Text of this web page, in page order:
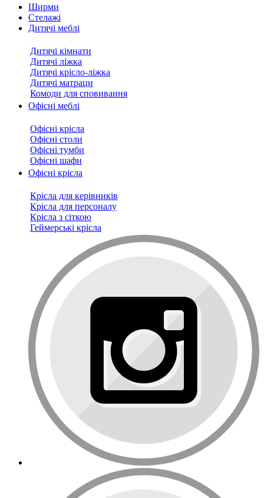
Ширми
Стелажі
Дитячі меблі
Дитячі кімнати
Дитячі ліжка
Дитячі крісло-ліжка
Дитячі матраци
Комоди для сповивання
Офісні меблі
Офісні крісла
Офісні столи
Офісні тумби
Офісні шафи
Офісні крісла
Крісла для керівників
Крісла для персоналу
Крісла з сіткою
Геймерські крісла